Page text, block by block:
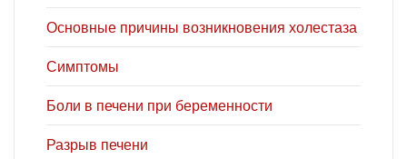
Основные причины возникновения холестаза
Симптомы
Боли в печени при беременности
Разрыв печени